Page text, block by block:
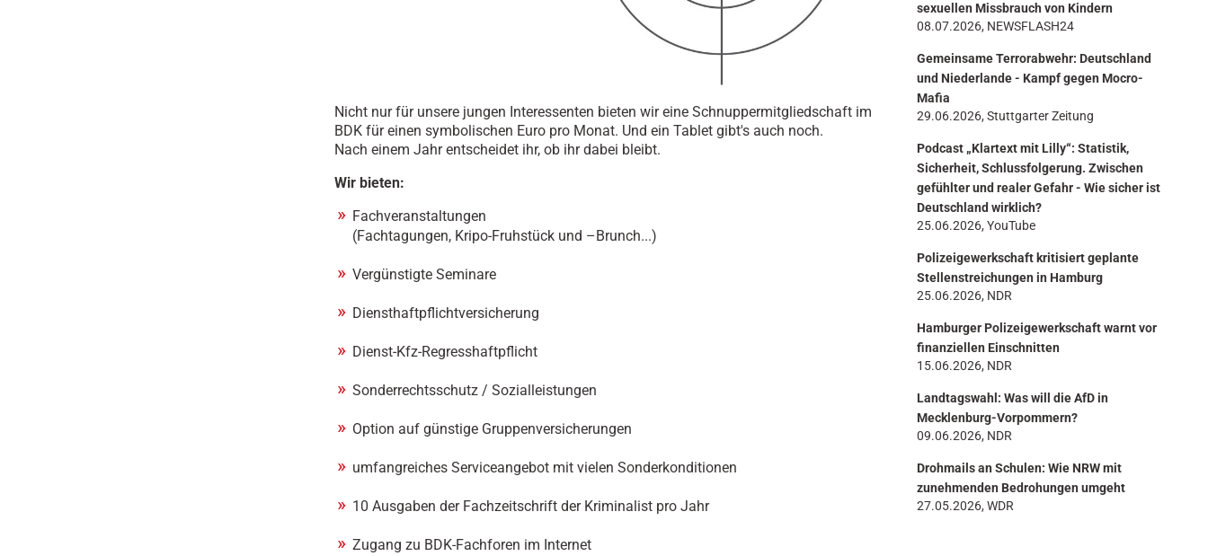
Nicht nur für unsere jungen Interessenten bieten wir eine Schnuppermitgliedschaft im
BDK für einen symbolischen Euro pro Monat. Und ein Tablet gibt's auch noch.
Nach einem Jahr entscheidet ihr, ob ihr dabei bleibt.
Wir bieten:
Fachveranstaltungen
(Fachtagungen, Kripo-Fruhstück und –Brunch...)
Vergünstigte Seminare
Diensthaftpflichtversicherung
Dienst-Kfz-Regresshaftpflicht
Sonderrechtsschutz / Sozialleistungen
Option auf günstige Gruppenversicherungen
umfangreiches Serviceangebot mit vielen Sonderkonditionen
10 Ausgaben der Fachzeitschrift der Kriminalist pro Jahr
Zugang zu BDK-Fachforen im Internet
sexuellen Missbrauch von Kindern
08.07.2026, NEWSFLASH24
Gemeinsame Terrorabwehr: Deutschland
und Niederlande - Kampf gegen Mocro-
Mafia
29.06.2026, Stuttgarter Zeitung
Podcast „Klartext mit Lilly“: Statistik,
Sicherheit, Schlussfolgerung. Zwischen
gefühlter und realer Gefahr - Wie sicher ist
Deutschland wirklich?
25.06.2026, YouTube
Polizeigewerkschaft kritisiert geplante
Stellenstreichungen in Hamburg
25.06.2026, NDR
Hamburger Polizeigewerkschaft warnt vor
finanziellen Einschnitten
15.06.2026, NDR
Landtagswahl: Was will die AfD in
Mecklenburg-Vorpommern?
09.06.2026, NDR
Drohmails an Schulen: Wie NRW mit
zunehmenden Bedrohungen umgeht
27.05.2026, WDR